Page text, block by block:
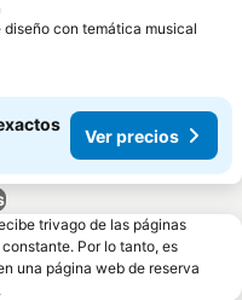
diseño con temática musical
Ver precios
trivago de las páginas
Por lo tanto, es
una página web de reserva